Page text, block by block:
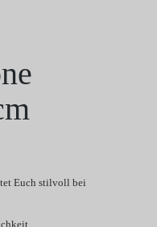
Euch stilvoll bei